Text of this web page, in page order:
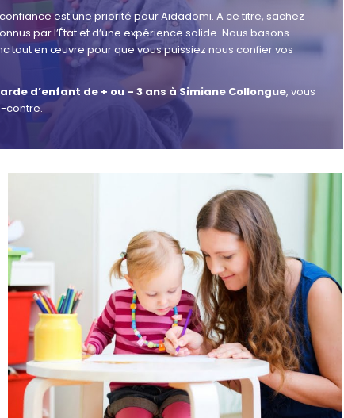
est une priorité pour Aidadomi. A ce titre, sachez
par l’État et d’une expérience solide. Nous basons
tout en œuvre pour que vous puissiez nous confier vos
d’enfant de + ou – 3 ans à Simiane Collongue, vous
contre.